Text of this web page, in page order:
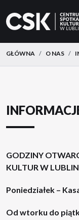
CSK
do
menu
do
treści
GŁÓWNA O NAS
GODZINY
KULTUR W
Poniedziałek –
Od wtorku do